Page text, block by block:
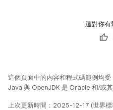
這對你有
這個頁面中的內容和程式碼範例均受
Java 與 OpenJDK 是 Oracle 和/或
上次更新時間：2025-12-17 (世界標